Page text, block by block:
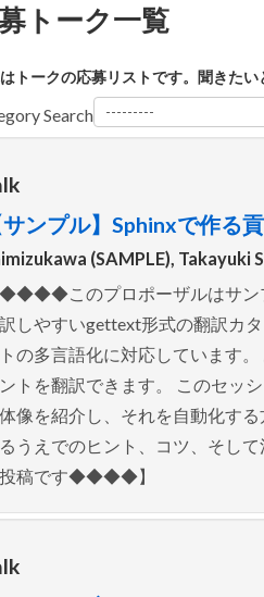
トーク一覧
トークの応募リストです。聞きた
Search
サンプル】Sphinxで作る
(SAMPLE), Takayuki
◆◆◆◆このプロポーザルはサン
しやすいgettext形式の翻訳カ
の多言語化に対応しています
ントを翻訳できます。 このセッ
像を紹介し、それを自動化す
うえでのヒント、コツ、そし
投稿です◆◆◆◆】